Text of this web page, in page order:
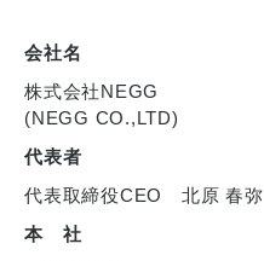
会社名
株式会社NEGG
(NEGG CO.,LTD)
代表者
代表取締役CEO 北原 春弥
本 社